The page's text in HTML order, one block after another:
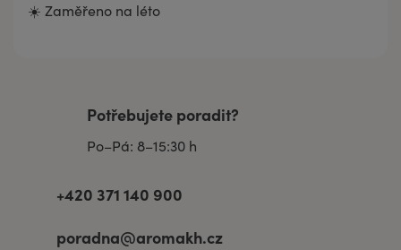
☀️ Zaměřeno na léto
Potřebujete poradit?
Po–Pá: 8–15:30 h
+420 371 140 900
poradna@aromakh.cz